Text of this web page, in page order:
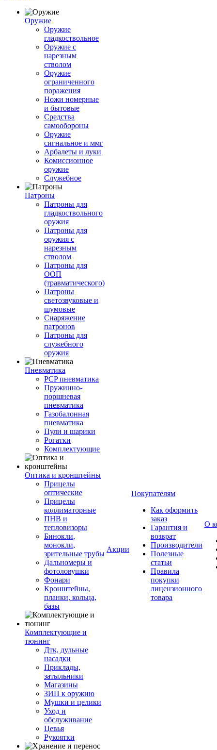
Оружие
Оружие
гладкоствольное
Оружие с
нарезным
стволом
Оружие
ограниченного
поражения
Ножи номерные
и бытовые
Средства
самообороны
Оружие
сигнальное и ммг
Арбалеты и луки
Комиссионное
оружие
Служебное
Патроны
Патроны для
гладкоствольного
оружия
Патроны для
оружия с
нарезным
стволом
Патроны для
ООП
(травматического)
Патроны
светозвуковые и
шумовые
Снаряжение
патронов
Патроны для
служебного
оружия
Пневматика
PCP пневматика
Пружинно-
поршневая
пневматика
Газобалонная
пневматика
Пули и шарики
Рогатки
Комплектующие
Оптика и кронштейны
Прицелы
оптические
Прицелы
коллиматорные
ПНВ и
тепловизоры
Бинокли,
монокли,
зрительные трубы
Дальномеры и
фотоловушки
Фонари
Кронштейны,
планки, кольца,
базы
Комплектующие и
тюнинг
Дтк, дульные
насадки
Приклады,
затыльники
Магазины
ЗИП к оружию
Мушки и целики
Уход и
обслуживание
Цевья
Рукоятки
Акции
Покупателям
Как оформить
заказ
Гарантия и
возврат
Производители
Полезные
статьи
Правила
покупки
лицензионного
товара
О